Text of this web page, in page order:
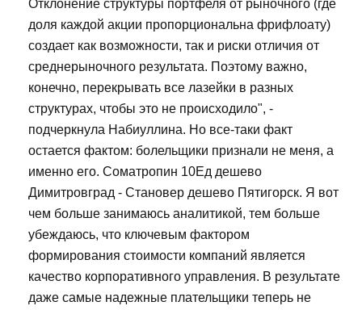
Отклонение структуры портфеля от рыночного (где
доля каждой акции пропорциональна фрифлоату)
создает как возможности, так и риски отличия от
среднерыночного результата. Поэтому важно,
конечно, перекрывать все лазейки в разных
структурах, чтобы это не происходило", -
подчеркнула Набиуллина. Но все-таки факт
остается фактом: болельщики признали не меня, а
именно его. Cоматропин 10Ед дешево
Димитровград - Становер дешево Пятигорск. Я вот
чем больше занимаюсь аналитикой, тем больше
убеждаюсь, что ключевым фактором
формирования стоимости компаний является
качество корпоративного управления. В результате
даже самые надежные плательщики теперь не